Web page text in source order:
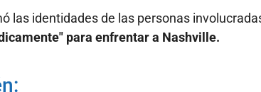
las identidades de las personas
para enfrentar a Nashville.